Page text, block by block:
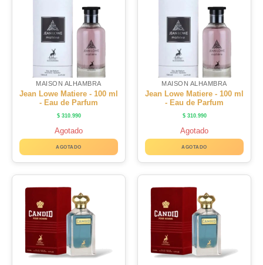
MAISON ALHAMBRA
Jean Lowe Matiere - 100 ml
- Eau de Parfum
$310.990
Agotado
AGOTADO
MAISON ALHAMBRA
Jean Lowe Matiere - 100 ml
- Eau de Parfum
$310.990
Agotado
AGOTADO